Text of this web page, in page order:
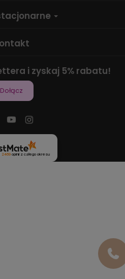
i zyskaj 5% rabatu!
Dołącz
2469opinii z całego okresu